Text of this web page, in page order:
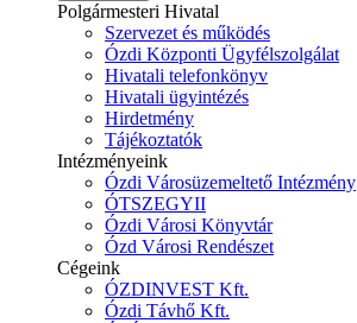
Polgármesteri Hivatal
Szervezet és működés
Ózdi Központi Ügyfélszolgálat
Hivatali telefonkönyv
Hivatali ügyintézés
Hirdetmény
Tájékoztatók
Intézményeink
Ózdi Városüzemeltető Intézmény
ÓTSZEGYII
Ózdi Városi Könyvtár
Ózd Városi Rendészet
Cégeink
ÓZDINVEST Kft.
Ózdi Távhő Kft.